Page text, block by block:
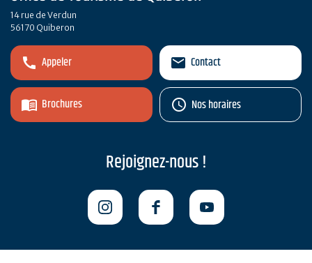
14 rue de Verdun
56170 Quiberon
Appeler
Brochures
Contact
Nos horaires
Rejoignez-nous !